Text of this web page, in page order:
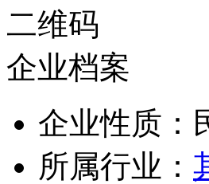
企业档案
企业性质：
所属行业：